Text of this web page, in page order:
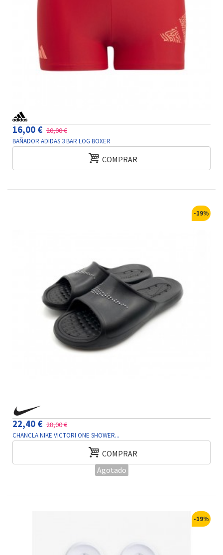
16,00 € 20,00 €
BAÑADOR ADIDAS 3 BAR LOG BOXER
COMPRAR
-19%
22,40 € 28,00 €
CHANCLA NIKE VICTORI ONE SHOWER...
COMPRAR
Agotado
-19%